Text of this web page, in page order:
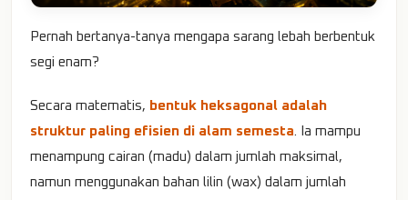
Pernah bertanya-tanya mengapa sarang lebah berbentuk
segi enam?
Secara matematis, bentuk heksagonal adalah
struktur paling efisien di alam semesta. Ia mampu
menampung cairan (madu) dalam jumlah maksimal,
namun menggunakan bahan lilin (wax) dalam jumlah